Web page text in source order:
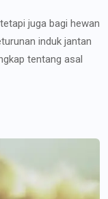
juga bagi hewan
induk jantan
tentang asal